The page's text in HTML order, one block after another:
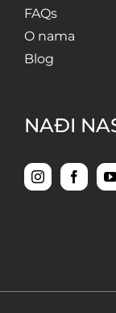
FAQs
O nama
Blog
NAĐI